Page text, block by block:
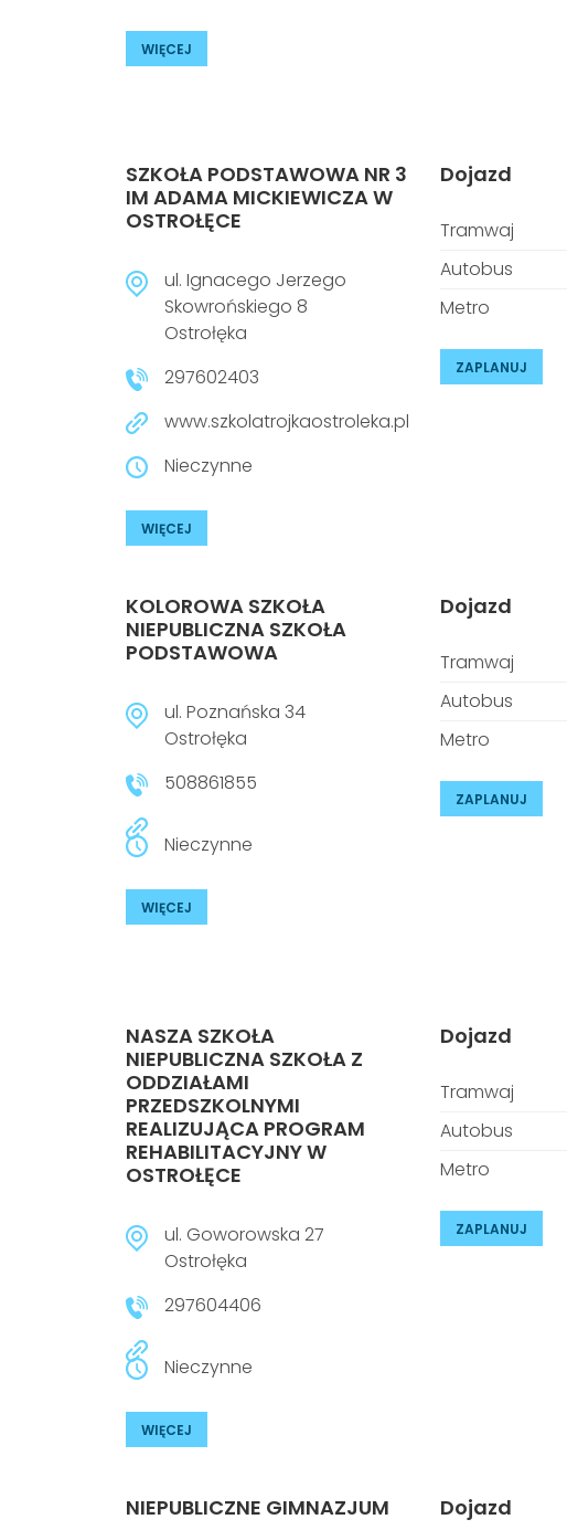
WIĘCEJ
SZKOŁA PODSTAWOWA NR 3
IM ADAMA MICKIEWICZA W
OSTROŁĘCE
ul. Ignacego Jerzego
Skowrońskiego 8
Ostrołęka
297602403
www.szkolatrojkaostroleka.pl
Nieczynne
WIĘCEJ
Dojazd
Tramwaj
Autobus
Metro
ZAPLANUJ
KOLOROWA SZKOŁA
NIEPUBLICZNA SZKOŁA
PODSTAWOWA
ul. Poznańska 34
Ostrołęka
508861855
Nieczynne
WIĘCEJ
Dojazd
Tramwaj
Autobus
Metro
ZAPLANUJ
NASZA SZKOŁA
NIEPUBLICZNA SZKOŁA Z
ODDZIAŁAMI
PRZEDSZKOLNYMI
REALIZUJĄCA PROGRAM
REHABILITACYJNY W
OSTROŁĘCE
ul. Goworowska 27
Ostrołęka
297604406
Nieczynne
WIĘCEJ
Dojazd
Tramwaj
Autobus
Metro
ZAPLANUJ
NIEPUBLICZNE GIMNAZJUM Dojazd